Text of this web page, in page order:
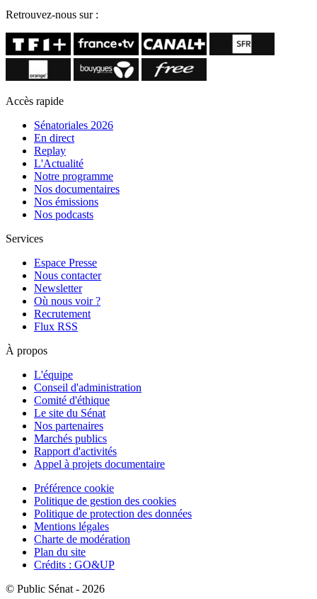
Retrouvez-nous sur :
Accès rapide
Sénatoriales 2026
En direct
Replay
L'Actualité
Notre programme
Nos documentaires
Nos émissions
Nos podcasts
Services
Espace Presse
Nous contacter
Newsletter
Où nous voir ?
Recrutement
Flux RSS
À propos
L'équipe
Conseil d'administration
Comité d'éthique
Le site du Sénat
Nos partenaires
Marchés publics
Rapport d'activités
Appel à projets documentaire
Préférence cookie
Politique de gestion des cookies
Politique de protection des données
Mentions légales
Charte de modération
Plan du site
Crédits : GO&UP
© Public Sénat - 2026